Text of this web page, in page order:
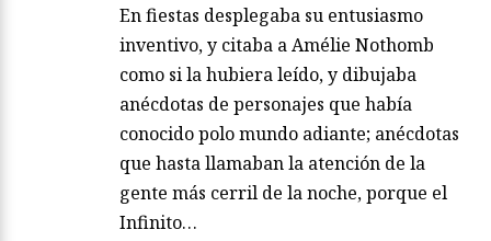
En fiestas desplegaba su entusiasmo
inventivo, y citaba a Amélie Nothomb
como si la hubiera leído, y dibujaba
anécdotas de personajes que había
conocido polo mundo adiante; anécdotas
que hasta llamaban la atención de la
gente más cerril de la noche, porque el
Infinito…